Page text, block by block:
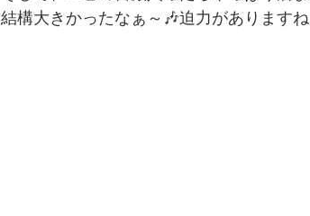
結構大きかったなぁ～🎶迫力があります